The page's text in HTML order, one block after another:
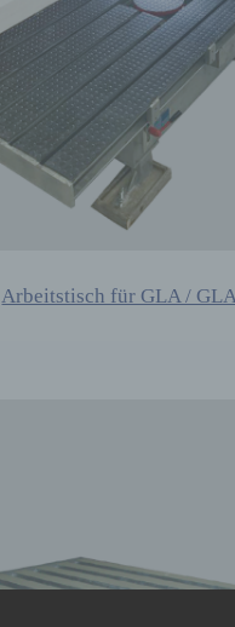
Arbeitstisch für GLA /